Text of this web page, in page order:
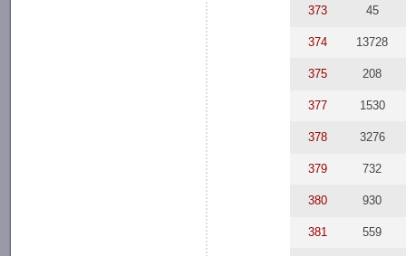
373 45
374 13728
375 208
377 1530
378 3276
379 732
380 930
381 559